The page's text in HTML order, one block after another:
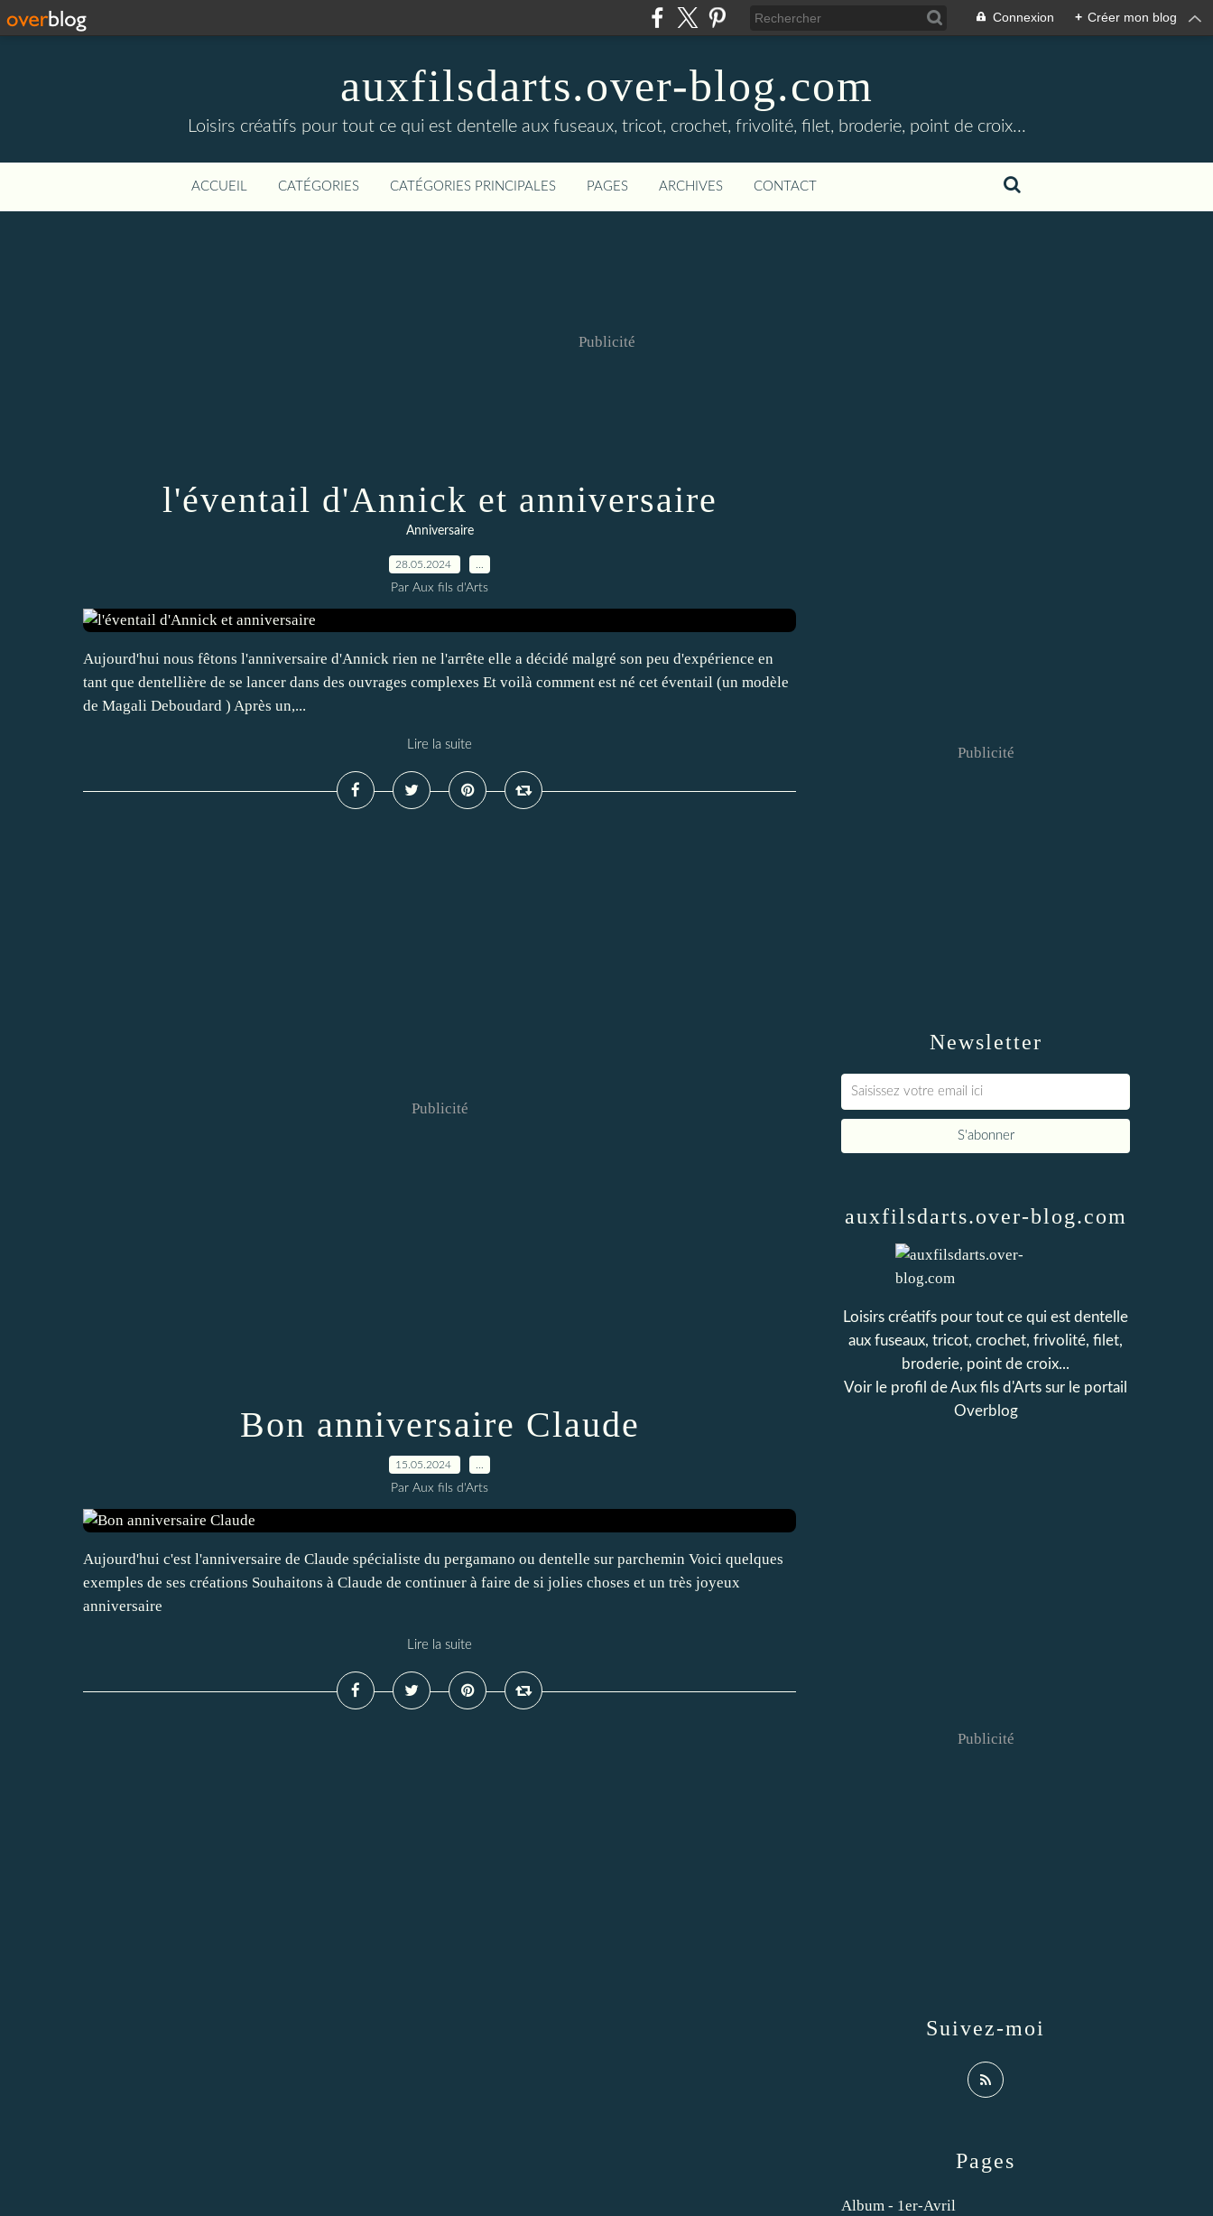
Connexion + Créer mon blog
auxfilsdarts.over-blog.com
Loisirs créatifs pour tout ce qui est dentelle aux fuseaux, tricot, crochet, frivolité, filet, broderie, point de croix...
ACCUEIL CATÉGORIES CATÉGORIES PRINCIPALES PAGES ARCHIVES CONTACT
Publicité
l'éventail d'Annick et anniversaire
Anniversaire
28.05.2024
Par Aux fils d'Arts
Aujourd'hui nous fêtons l'anniversaire d'Annick rien ne l'arrête elle a décidé malgré son peu d'expérience en
tant que dentellière de se lancer dans des ouvrages complexes Et voilà comment est né cet éventail (un modèle
de Magali Deboudard ) Après un,...
Lire la suite
Publicité
Bon anniversaire Claude
15.05.2024
Par Aux fils d'Arts
Aujourd'hui c'est l'anniversaire de Claude spécialiste du pergamano ou dentelle sur parchemin Voici quelques
exemples de ses créations Souhaitons à Claude de continuer à faire de si jolies choses et un très joyeux
anniversaire
Lire la suite
Newsletter
Publicité
Pages
Album - 1er-Avril
auxfilsdarts.over-blog.com
Loisirs créatifs pour tout ce qui est dentelle
aux fuseaux, tricot, crochet, frivolité, filet,
broderie, point de croix...
Voir le profil deAux fils d'Arts sur le portail
Overblog
Suivez-moi
Publicité